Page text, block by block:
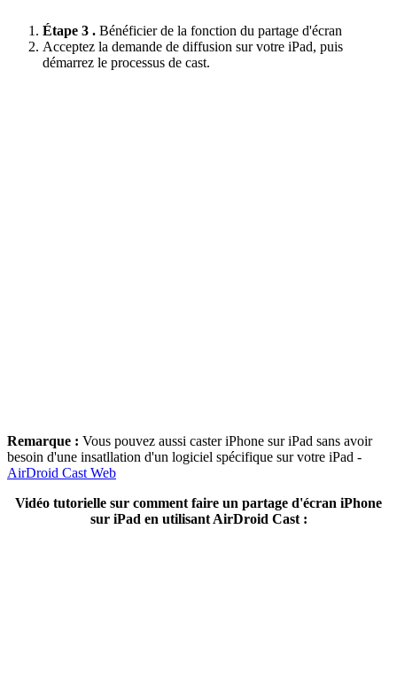
Étape 3 . Bénéficier de la fonction du partage d'écran
Acceptez la demande de diffusion sur votre iPad, puis
démarrez le processus de cast.
Remarque : Vous pouvez aussi caster iPhone sur iPad sans avoir
besoin d'une insatllation d'un logiciel spécifique sur votre iPad -
AirDroid Cast Web
Vidéo tutorielle sur comment faire un partage d'écran iPhone
sur iPad en utilisant AirDroid Cast :